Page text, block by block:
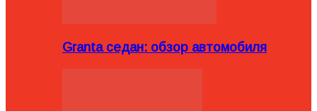
Granta седан: обзор автомобиля